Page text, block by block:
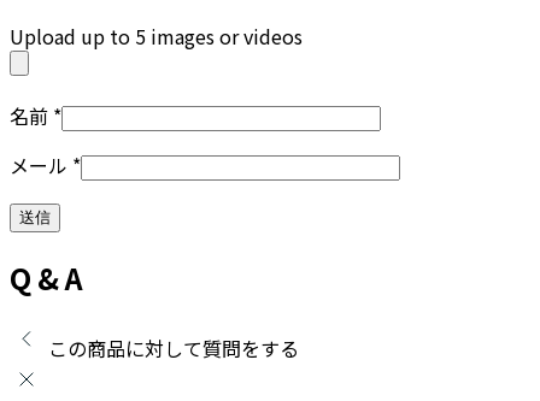
Upload up to 5 images or videos
名前 *
メール *
Q & A
この商品に対して質問をする